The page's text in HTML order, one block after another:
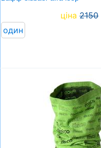
ціна 2150
один